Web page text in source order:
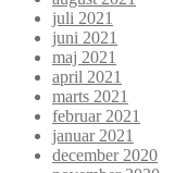
juli 2021
juni 2021
maj 2021
april 2021
marts 2021
februar 2021
januar 2021
december 2020